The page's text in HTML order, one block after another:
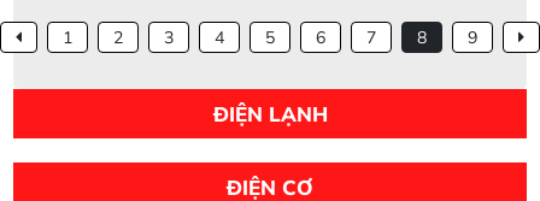
1 2 3 4 5 6 7 8 9
ĐIỆN LẠNH
ĐIỆN CƠ